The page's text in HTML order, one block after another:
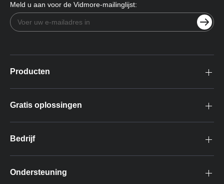
Meld u aan voor de Vidmore-mailinglijst:
Producten
Gratis oplossingen
Bedrijf
Ondersteuning